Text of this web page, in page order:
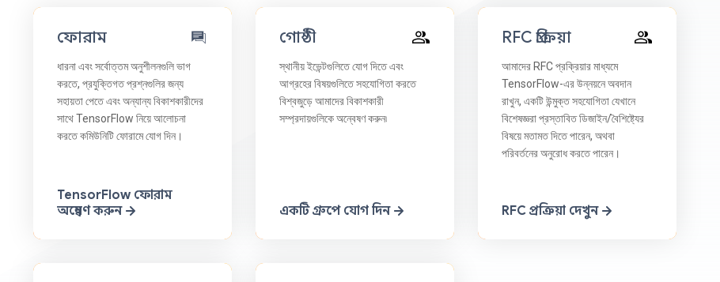
ফোরাম
ধারনা এবং সর্বোত্তম অনুশীলনগুলি ভাগ
করতে, প্রযুক্তিগত প্রশ্নগুলির জন্য
সহায়তা পেতে এবং অন্যান্য বিকাশকারীদের
সাথে TensorFlow নিয়ে আলোচনা
করতে কমিউনিটি ফোরামে যোগ দিন।
TensorFlow ফোরাম
অন্বেষণ করুন
গোষ্ঠী
স্থানীয় ইভেন্টগুলিতে যোগ দিতে এবং
আগ্রহের বিষয়গুলিতে সহযোগিতা করতে
বিশ্বজুড়ে আমাদের বিকাশকারী
সম্প্রদায়গুলিকে অন্বেষণ করুন৷
একটি গ্রুপে যোগ দিন
RFC প্রক্রিয়া
আমাদের RFC প্রক্রিয়ার মাধ্যমে
TensorFlow-এর উন্নয়নে অবদান
রাখুন, একটি উন্মুক্ত সহযোগিতা যেখানে
বিশেষজ্ঞরা প্রস্তাবিত ডিজাইন/বৈশিষ্ট্যের
বিষয়ে মতামত দিতে পারেন, অথবা
পরিবর্তনের অনুরোধ করতে পারেন।
RFC প্রক্রিয়া দেখুন